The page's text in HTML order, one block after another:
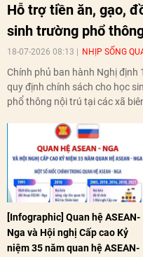
Hỗ trợ tiền ăn, gạo,
sinh trường phổ
18-07-2026 08:13 NHỊP SỐNG
Chính phủ ban hành Nghị
quy định chính sách cho học
phổ thông nội trú tại các xã
[Infographic] Quan hệ ASEAN-
Nga và Hội nghị Cấp cao Kỷ
niệm 35 năm quan hệ ASEAN-